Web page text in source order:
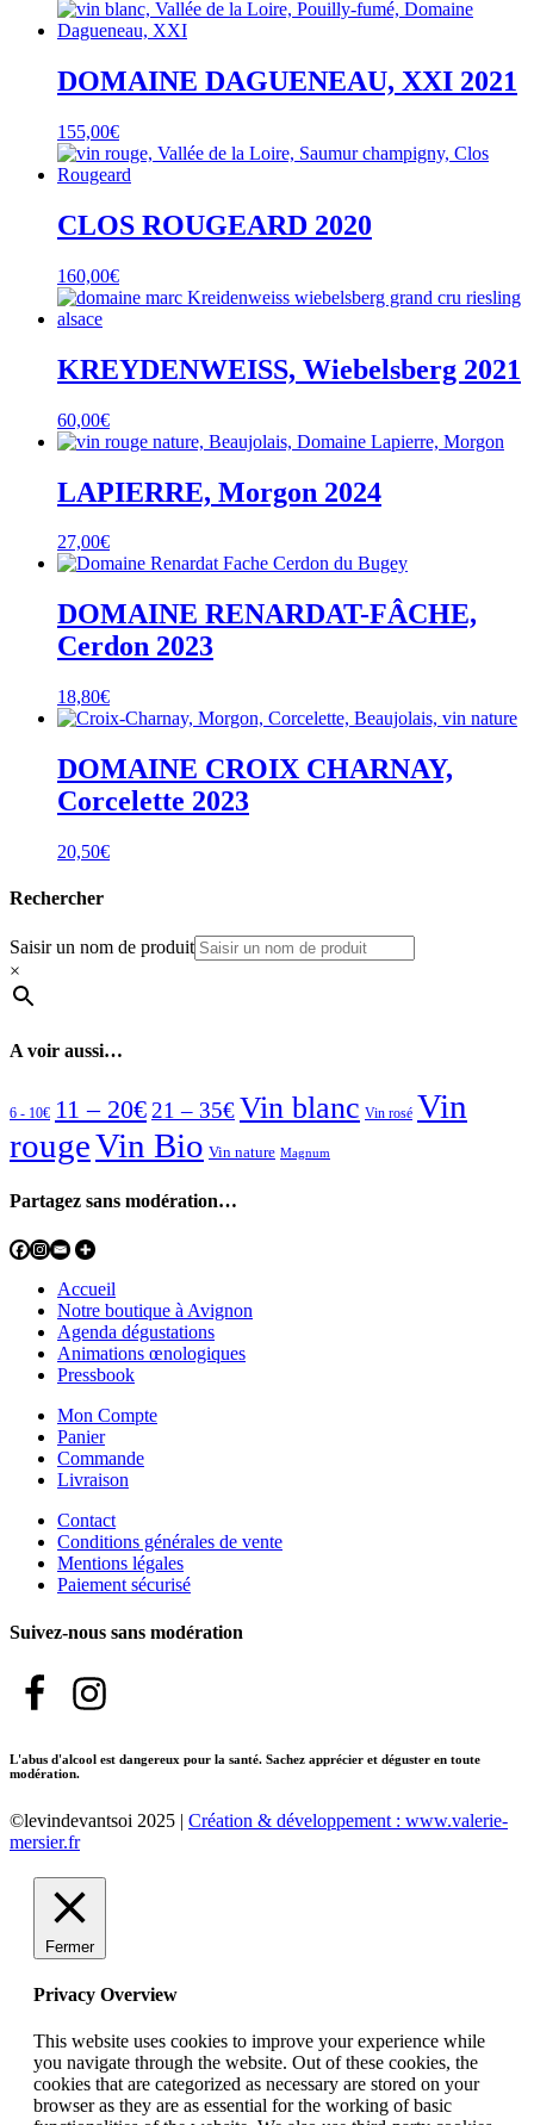
DOMAINE DAGUENEAU, XXI 2021
155,00€
CLOS ROUGEARD 2020
160,00€
KREYDENWEISS, Wiebelsberg 2021
60,00€
LAPIERRE, Morgon 2024
27,00€
DOMAINE RENARDAT-FÂCHE,
Cerdon 2023
18,80€
DOMAINE CROIX CHARNAY,
Corcelette 2023
20,50€
Rechercher
Saisir un nom de produit
×
A voir aussi…
6 - 10€ 11 – 20€ 21 – 35€Vin blanc Vin rosé Vin
rougeVin Bio Vin nature Magnum
Partagez sans modération…
Accueil
Notre boutique à Avignon
Agenda dégustations
Animations œnologiques
Pressbook
Mon Compte
Panier
Commande
Livraison
Contact
Conditions générales de vente
Mentions légales
Paiement sécurisé
Suivez-nous sans modération
L'abus d'alcool est dangereux pour la santé. Sachez apprécier et déguster en toute
modération.
©levindevantsoi 2025 | Création & développement : www.valerie-
mersier.fr
Fermer
Privacy Overview
This website uses cookies to improve your experience while
you navigate through the website. Out of these cookies, the
cookies that are categorized as necessary are stored on your
browser as they are as essential for the working of basic